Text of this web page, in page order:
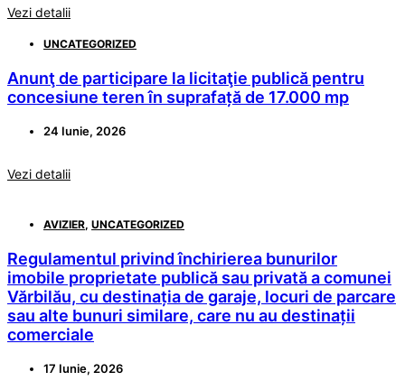
Vezi detalii
UNCATEGORIZED
Anunţ de participare la licitaţie publică pentru
concesiune teren în suprafață de 17.000 mp
24 Iunie, 2026
Vezi detalii
AVIZIER, UNCATEGORIZED
Regulamentul privind închirierea bunurilor
imobile proprietate publică sau privată a comunei
Vărbilău, cu destinația de garaje, locuri de parcare
sau alte bunuri similare, care nu au destinații
comerciale
17 Iunie, 2026